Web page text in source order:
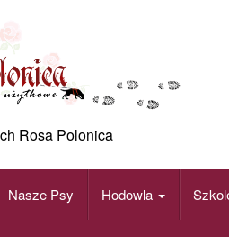
Rosa Polonica
Nasze Psy Hodowla